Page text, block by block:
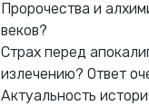
Пророчества и
веков?
Страх перед
излечению? Ответ
Актуальность